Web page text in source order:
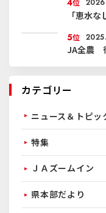
4位
「恵水
5位
JA全農
カテゴリー
ニュース＆トピッ
特集
ＪＡズームイン
県本部だより